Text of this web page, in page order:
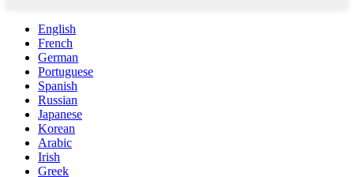
English
French
German
Portuguese
Spanish
Russian
Japanese
Korean
Arabic
Irish
Greek